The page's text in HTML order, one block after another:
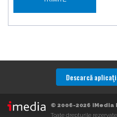
Descarcă
© 2006-2026 iMedia
Toate drepturile